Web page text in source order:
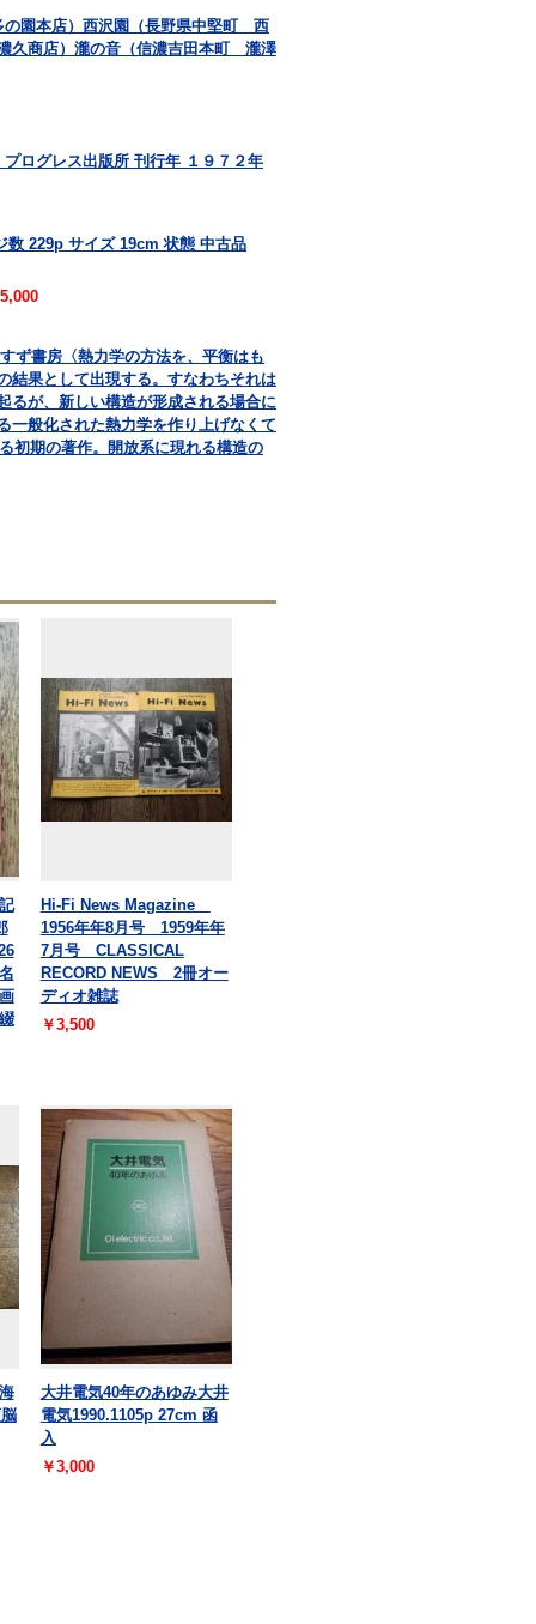
園本店）西沢園（長野県中堅町 西
久商店）瀧の音（信濃吉田本町 瀧澤
ログレス出版所 刊行年 １９７２年
229p サイズ 19cm 状態 中古品
ず書房〈熱力学の方法を、平衡はも
果として出現する。すなわちそれは
るが、新しい構造が形成される場合に
般化された熱力学を作り上げなくて
初期の著作。開放系に現れる構造の
Hi-Fi News Magazine
1956年年8月号 1959年年
7月号 CLASSICAL
RECORD NEWS 2冊オー
ディオ雑誌
￥3,500
大井電気40年のあゆみ大井
電気1990.1105p 27cm 函
入
￥3,000